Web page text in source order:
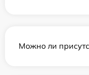
Можно ли